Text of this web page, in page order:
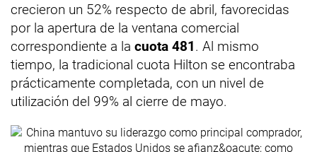
crecieron un 52% respecto de abril, favorecidas
por la apertura de la ventana comercial
correspondiente a la cuota 481. Al mismo
tiempo, la tradicional cuota Hilton se encontraba
prácticamente completada, con un nivel de
utilización del 99% al cierre de mayo.